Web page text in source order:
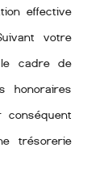
effective
votre
cadre de
honoraires
trésorerie